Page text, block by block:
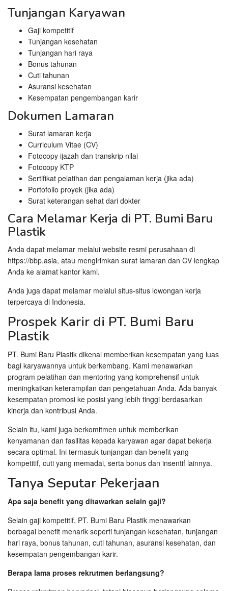
Tunjangan Karyawan
Gaji kompetitif
Tunjangan kesehatan
Tunjangan hari raya
Bonus tahunan
Cuti tahunan
Asuransi kesehatan
Kesempatan pengembangan karir
Dokumen Lamaran
Surat lamaran kerja
Curriculum Vitae (CV)
Fotocopy ijazah dan transkrip nilai
Fotocopy KTP
Sertifikat pelatihan dan pengalaman kerja (jika ada)
Portofolio proyek (jika ada)
Surat keterangan sehat dari dokter
Cara Melamar Kerja di PT. Bumi Baru
Plastik
Anda dapat melamar melalui website resmi perusahaan di
https://bbp.asia, atau mengirimkan surat lamaran dan CV lengkap
Anda ke alamat kantor kami.
Anda juga dapat melamar melalui situs-situs lowongan kerja
terpercaya di Indonesia.
Prospek Karir di PT. Bumi Baru
Plastik
PT. Bumi Baru Plastik dikenal memberikan kesempatan yang luas
bagi karyawannya untuk berkembang. Kami menawarkan
program pelatihan dan mentoring yang komprehensif untuk
meningkatkan keterampilan dan pengetahuan Anda. Ada banyak
kesempatan promosi ke posisi yang lebih tinggi berdasarkan
kinerja dan kontribusi Anda.
Selain itu, kami juga berkomitmen untuk memberikan
kenyamanan dan fasilitas kepada karyawan agar dapat bekerja
secara optimal. Ini termasuk tunjangan dan benefit yang
kompetitif, cuti yang memadai, serta bonus dan insentif lainnya.
Tanya Seputar Pekerjaan
Apa saja benefit yang ditawarkan selain gaji?
Selain gaji kompetitif, PT. Bumi Baru Plastik menawarkan
berbagai benefit menarik seperti tunjangan kesehatan, tunjangan
hari raya, bonus tahunan, cuti tahunan, asuransi kesehatan, dan
kesempatan pengembangan karir.
Berapa lama proses rekrutmen berlangsung?